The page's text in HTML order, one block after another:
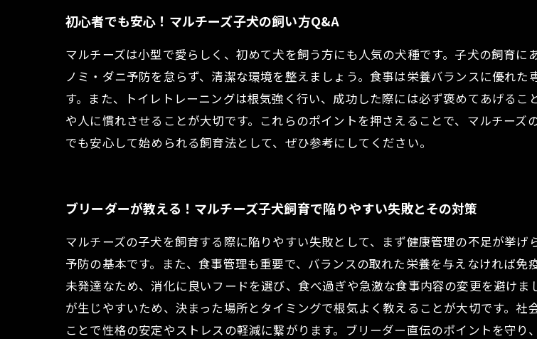
初心者でも安心！マルチーズ子犬の飼い方Q&A
マルチーズは小型で愛らしく、初めて犬を飼う方にも人気の犬種です。子犬の飼育
ノミ・ダニ予防を怠らず、清潔な環境を整えましょう。食事は栄養バランスに優れ
す。また、トイレトレーニングは根気強く行い、成功した際には必ず褒めてあげる
や人に慣れさせることが大切です。これらのポイントを押さえることで、マルチー
でも安心して始められる飼育法として、ぜひ参考にしてください。
ブリーダーが教える！マルチーズ子犬飼育で陥りやすい失敗とその対策
マルチーズの子犬を飼育する際に陥りやすい失敗として、まず健康管理の不足が挙
予防の基本です。また、食事管理も重要で、バランスの取れた栄養を与えなければ
未発達なため、消化に良いフードを選び、食べ過ぎや急激な食事内容の変更を避け
が生じやすいため、決まった場所とタイミングで根気よく教えることが大切です。
ことで性格の安定やストレスの軽減に繋がります。ブリーダー直伝のポイントを守